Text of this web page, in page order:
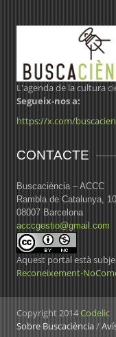
L'agenda de la cultura
Segueix-nos a:
https://x.com/
CONTACTE
Buscaciència – ACCC
Rambla de Catalunya, 10
08007 Barcelona
acccgestio@gmail.com
Aquest portal està
Reconeixement-
Copyright 2014Codelic
Sobre Buscaciència/